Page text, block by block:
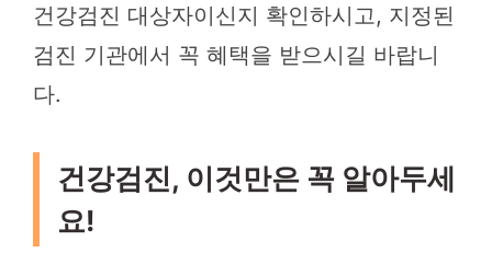
건강검진 대상자이신지 확인하시고, 지정된
검진 기관에서 꼭 혜택을 받으시길 바랍니
다.
건강검진, 이것만은 꼭 알아두세
요!